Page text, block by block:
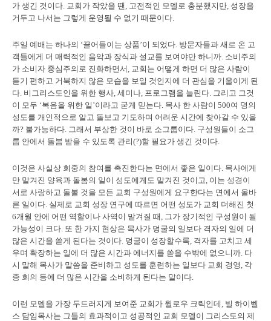
가 생긴 것이다. 교회가 작았을 땐, 고전적인 모델로 충분했지만, 성장을
거두고 나서는 그렇게 운영될 수 없기 때문이다.
주일 예배는 하나의 ‘끌어들이는 상품’이 되었다. 방문자들과 새로 온 고
객들에게 더 매력적인 음악과 장식과 설교를 보여야만 하니까. 소비주의
가 소비자 중심주의로 진화하면서, 교회는 어떻게 하면 더 많은 사람이
듣기 편하고 거북하지 않은 모습을 보일 것인지에 더 관심을 기울이게 된
다. 비그리스도인을 위한 행사, 세미나, 프로그램을 늘린다. 그리고 그것
이 모두 ‘복음을 위한 일’이라고 굳게 믿는다. 목사 한 사람이 500여 명의
성도를 개인적으로 알고 돌보고 기도하며 어려운 시간에 찾아갈 수 있을
까? 불가능하다. 그래서 부상한 것이 바로 소그룹이다. 구성원들이 소그
룹 안에서 돌봄 받을 수 있도록 관리(?)할 필요가 생긴 것이다.
이것은 사실상 회중의 참여를 촉진한다는 면에서 좋은 일이다. 목사에게
만 맡겨진 양육과 돌봄의 일이 성도에게도 맡겨진 것이고, 이는 성경이
서로 사랑하고 돌볼 것을 모든 교회 구성원에게 요구한다는 면에서 올바
른 일이다. 실제로 교회 성장 연구에 따르면 어떤 성도가 교회 더해진 첫
6개월 안에 어떤 역할이나 사역이 맡겨질 때, 그가 장기적인 구성원이 될
가능성이 크다. 또 한 가지 현상은 목사가 덩굴의 일보다 격자의 일에 더
많은 시간을 쏟게 된다는 것이다. 덩굴이 성장할수록, 격자를 고치고 세
우며 확장하는 일에 더 많은 시간과 에너지를 쏟을 수밖에 없으니까. 다
시 말해 목사가 말씀을 준비하고 성도를 훈련하는 일보다 교회 경영, 각
종 회의 등에 더 많은 시간을 소비하게 된다는 말이다.
이런 모델을 가장 두드러지게 보여준 교회가 윌로우 크릭인데, 빌 하이벨
스 담임목사는 그들의 효과적이고 성공적인 교회 모델이 그리스도의 제